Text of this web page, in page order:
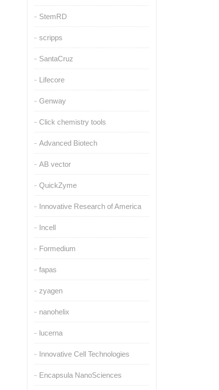
StemRD
scripps
SantaCruz
Lifecore
Genway
Click chemistry tools
Advanced Biotech
AB vector
QuickZyme
Innovative Research of America
Incell
Formedium
fapas
zyagen
nanohelix
lucerna
Innovative Cell Technologies
Encapsula NanoSciences